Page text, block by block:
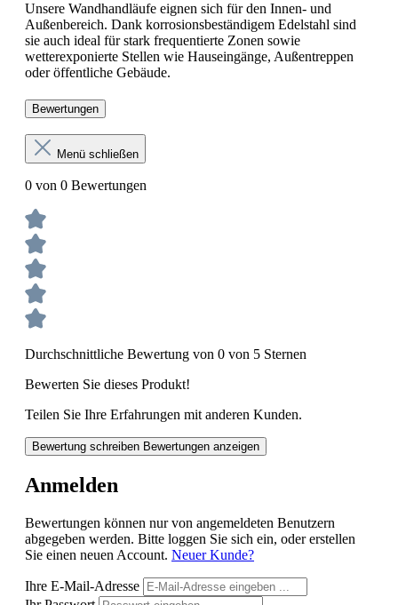
Unsere Wandhandläufe eignen sich für den Innen- und
Außenbereich. Dank korrosionsbeständigem Edelstahl sind
sie auch ideal für stark frequentierte Zonen sowie
wetterexponierte Stellen wie Hauseingänge, Außentreppen
oder öffentliche Gebäude.
Bewertungen
Menü schließen
0 von 0 Bewertungen
Durchschnittliche Bewertung von 0 von 5 Sternen
Bewerten Sie dieses Produkt!
Teilen Sie Ihre Erfahrungen mit anderen Kunden.
Bewertung schreiben Bewertungen anzeigen
Anmelden
Bewertungen können nur von angemeldeten Benutzern
abgegeben werden. Bitte loggen Sie sich ein, oder erstellen
Sie einen neuen Account. Neuer Kunde?
Ihre E-Mail-Adresse